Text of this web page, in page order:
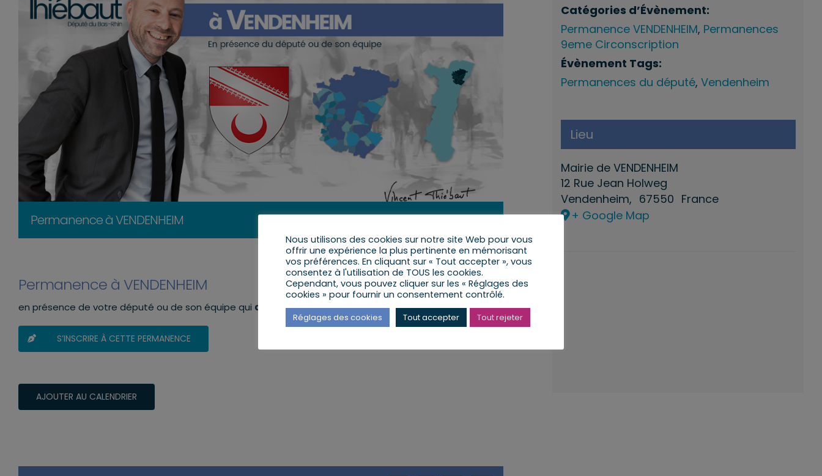
Permanence à VENDENHEIM
Permanence à VENDENHEIM
en présence de votre député ou de son équipe qui aura lieu à la Mairie de Vendenheim
S’INSCRIRE À CETTE PERMANENCE
AJOUTER AU CALENDRIER
Catégories d’Évènement:
Permanence VENDENHEIM, Permanences
9eme Circonscription
Évènement Tags:
Permanences du député, Vendenheim
Lieu
Mairie de VENDENHEIM
12 Rue Jean Holweg
Vendenheim, 67550 France
+ Google Map
Nous utilisons des cookies sur notre site Web pour vous
offrir une expérience la plus pertinente en mémorisant
vos préférences. En cliquant sur « Tout accepter », vous
consentez à l'utilisation de TOUS les cookies.
Cependant, vous pouvez cliquer sur les « Réglages des
cookies » pour fournir un consentement contrôlé.
Réglages des cookies Tout accepter Tout rejeter